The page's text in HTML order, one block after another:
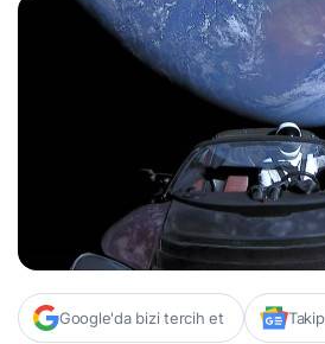
Google'da bizi tercih et